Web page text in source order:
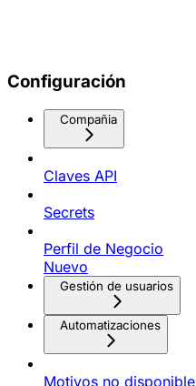
Configuración
Compañia
Claves API
Secrets
Perfil de Negocio
Nuevo
Gestión de usuarios
Automatizaciones
Motivos no disponible